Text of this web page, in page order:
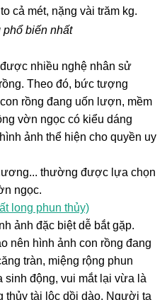
cả mét, nặng vài trăm kg.
phổ biến nhất
nhiều nghệ nhân sử
Theo đó, bức tượng
rồng đang uốn lượn, mềm
vờn ngọc có kiểu dáng
ảnh thể hiện cho quyền uy
thường được lựa chọn
ngọc.
long phun thủy)
ảnh đặc biệt dễ bắt gặp.
nên hình ảnh con rồng đang
tràn, miệng rộng phun
động, vui mắt lại vừa là
thủy tài lộc dồi dào. Người ta